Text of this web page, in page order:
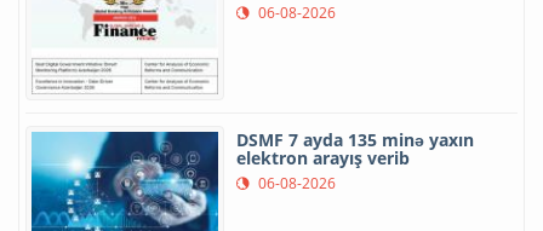
06-08-2026
DSMF 7 ayda 135 minə yaxın
elektron arayış verib
06-08-2026